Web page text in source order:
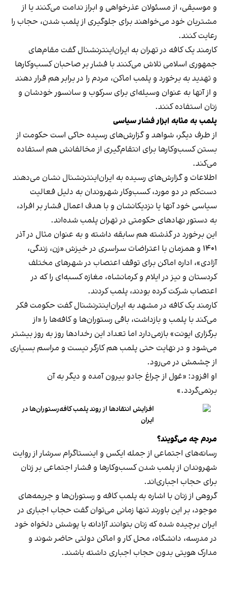
و موسیقی، از مسئولان عذرخواهی و ابراز ندامت می‌کنند یا از
مشتریان خود می‌خواهند برای جلوگیری از پلمب شدن، حجاب را
رعایت کنند.
کارمند یک کافه در تهران به ایران‌اینترنشنال گفت مقام‌های
جمهوری اسلامی تلاش می‌کنند با فشار بر صاحبان کسب‌وکارها
و تهدید به برخورد و پلمب اماکن، مردم را در برابر هم قرار دهند
و از آنها به عنوان وسیله‌ای برای سرکوب و سانسور خودشان و
زنان استفاده کنند.
پلمب به مثابه ابزار فشار سیاسی
از طرف دیگر، شواهد و گزارش‌های رسیده حاکی است حکومت از
بستن کسب‌وکارها برای انتقام‌گیری از مخالفانش هم استفاده
می‌کند.
اطلاعات و گزارش‌های رسیده به ایران‌اینترنشنال نشان می‌دهند
دست‌کم در دو مورد، کسب‌وکار شهروندان به دلیل فعالیت
سیاسی خود آنها یا نزدیکانشان و با هدف اعمال فشار بر افراد،
به دستور نهادهای حکومتی در تهران پلمب شده‌اند.
این برخورد در گذشته هم سابقه داشته و به عنوان مثال در آذر
۱۴۰۱ و همزمان با اعتراضات سراسری در خیزش «زن، زندگی،
آزادی»، اداره اماکن برای توقف اعتصاب در شهرهای مختلف
کردستان و نیز در ایلام و کرمانشاه، مغازه کسبه‌ای را که در
اعتصاب شرکت کرده بودند، پلمب کردند.
کارمند یک کافه در مشهد به ایران‌اینترنشنال گفت حکومت فکر
می‌کند با پلمب و بازداشت، باقی رستوران‌ها و کافه‌ها را «از
برگزاری ایونت» بازمی‌دارد اما تعداد این رخدادها روز به روز بیشتر
می‌شود و در نهایت حتی پلمب هم کارگر نیست و مراسم بسیاری
از چشمش در می‌رود.
او افزود: «غول از چراغ جادو بیرون آمده و دیگر به آن
برنمی‎‌گردد.»
افزایش انتقادها از روند پلمب کافه‌رستوران‌ها در
ایران
مردم چه می‌گویند؟
رسانه‎‌های اجتماعی از جمله ایکس و اینستاگرام سرشار از روایت
شهروندان از پلمب شدن کسب‌وکارها و فشار اجتماعی بر زنان
برای حجاب اجباری‌اند.
گروهی از زنان با اشاره به پلمب کافه و رستوران‌ها و جریمه‌های
موجود، بر این باورند تنها زمانی می‌توان گفت حجاب اجباری در
ایران برچیده شده که زنان بتوانند آزادانه با پوشش دلخواه خود
در مدرسه، دانشگاه، محل کار و اماکن دولتی حاضر شوند و
مدارک هویتی بدون حجاب اجباری داشته باشند.